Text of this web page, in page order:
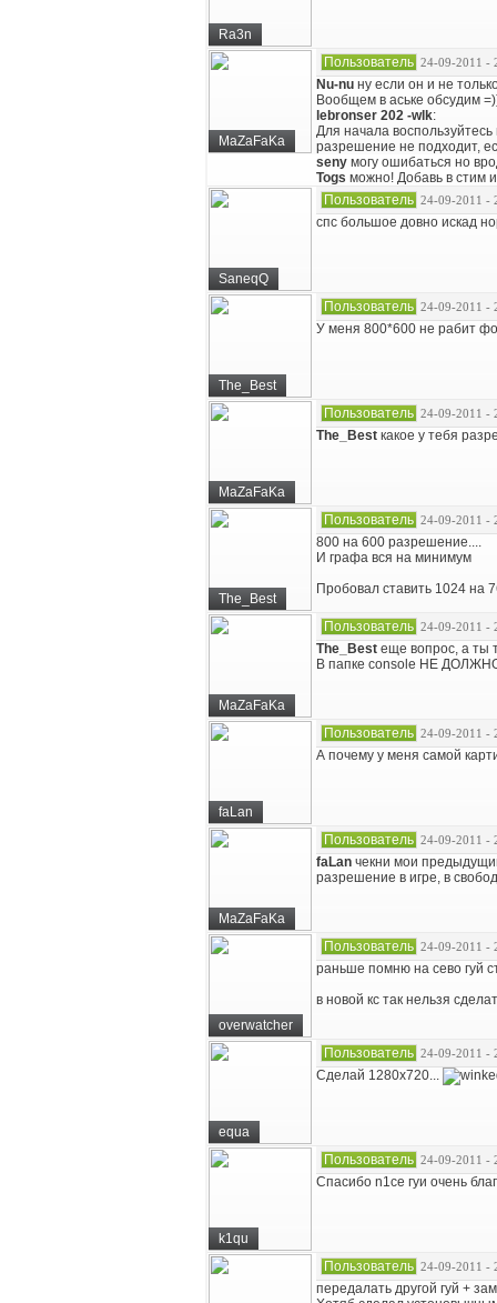
Ra3n
MaZaFaKa
Пользователь 24-09-2011 -
Nu-nu ну если он и не
Вообщем в аське обсудим
lebronser 202 -wlk:
Для начала
разрешение не подходит,
seny могу ошибаться но
Togs можно! Добавь в стим
SaneqQ
Пользователь 24-09-2011 -
спс большое довно искад
The_Best
Пользователь 24-09-2011 -
У меня 800*600 не рабит
MaZaFaKa
Пользователь 24-09-2011 -
The_Best какое у тебя
The_Best
Пользователь 24-09-2011 -
800 на 600 разрешение....
И графа вся на минимум
Пробовал ставить 1024 на
MaZaFaKa
Пользователь 24-09-2011 -
The_Best еще вопрос, а ты
В папке console НЕ ДОЛЖНО
faLan
Пользователь 24-09-2011 -
А почему у меня самой
MaZaFaKa
Пользователь 24-09-2011 -
faLan чекни мои
разрешение в игре, в
overwatcher
Пользователь 24-09-2011 -
раньше помню на сево гуй
в новой кс так нельзя
equa
Пользователь 24-09-2011 -
Сделай 1280х720...
k1qu
Пользователь 24-09-2011 -
Спасибо n1ce гуи очень
Пользователь 24-09-2011 -
передалать другой гуй +